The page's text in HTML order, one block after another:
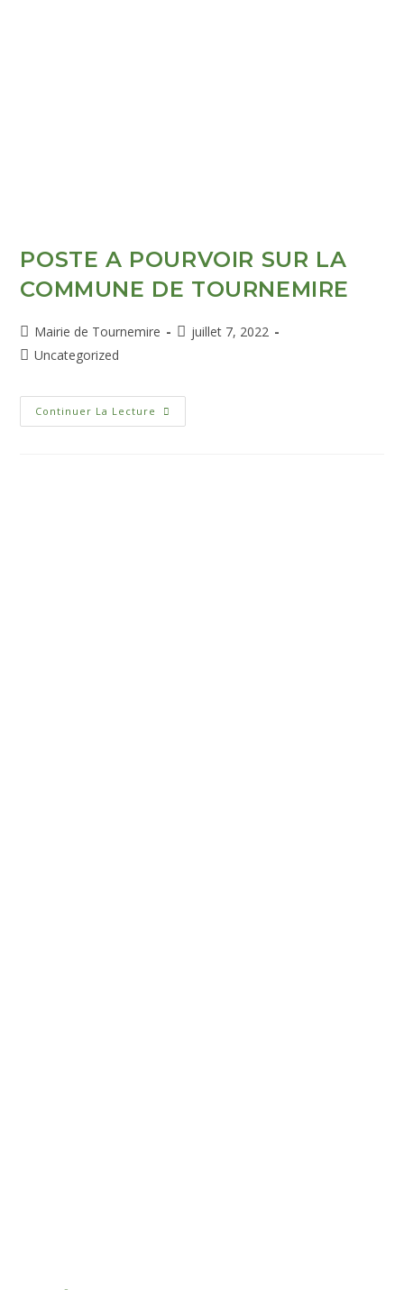
POSTE A POURVOIR SUR LA
COMMUNE DE TOURNEMIRE
Mairie de Tournemire
juillet 7, 2022
Uncategorized
Continuer La Lecture